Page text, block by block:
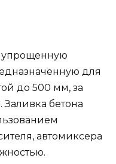
упрощенную
для
до 500 мм, за
бетона
автомиксера